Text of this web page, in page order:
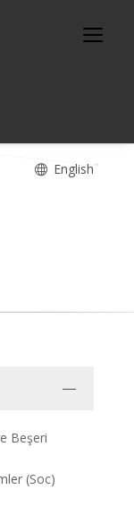
English
Beşeri
(Soc)